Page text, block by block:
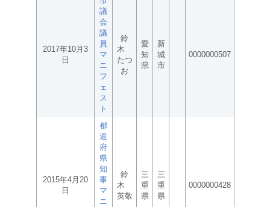
2017年10月3
日
議
会
議
員
マ
ニ
フ
ェ
ス
ト
鈴
木
たつ
お
愛
知
県
新
城
市
0000000507
2015年4月20
日
都
道
府
県
知
事
マ
ニ
鈴
木
英敬
三
重
県
三
重
県
0000000428